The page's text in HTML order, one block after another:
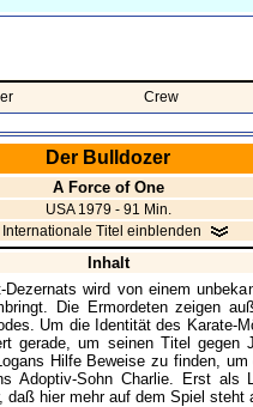
Crew
Der Bulldozer
A Force of One
USA 1979 - 91 Min.
Internationale Titel einblenden
Inhalt
wird von einem
Die Ermordeten zeigen
Um die Identität des Karate-
gerade, um seinen Titel
Hilfe Beweise zu finden,
Adoptiv-Sohn Charlie. Erst als
hier mehr auf dem Spiel